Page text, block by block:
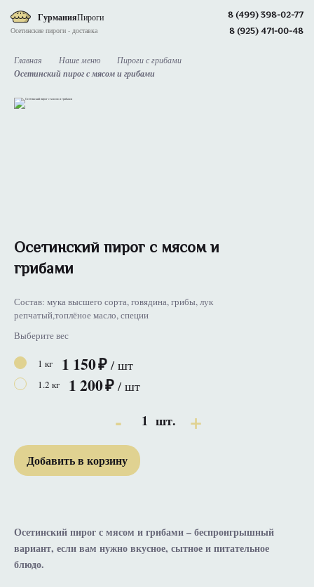
ГурманияПироги
Осетинские пироги - доставка
8 (499) 398-02-77
8 (925) 471-00-48
Главная Наше меню Пироги с грибами
Осетинский пирог с мясом и грибами
Осетинский пирог с мясом и
грибами
Состав: мука высшего сорта, говядина, грибы, лук
репчатый,топлёное масло, специи
Выберите вес
1 кг 1 150 / шт
1.2 кг 1 200 / шт
1 шт.
Добавить в корзину
Осетинский пирог с мясом и грибами – беспроигрышный
вариант, если вам нужно вкусное, сытное и питательное
блюдо.